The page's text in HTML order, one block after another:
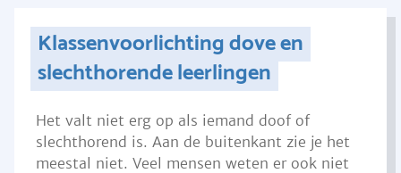
Klassenvoorlichting dove en
slechthorende leerlingen
Het valt niet erg op als iemand doof of
slechthorend is. Aan de buitenkant zie je het
meestal niet. Veel mensen weten er ook niet